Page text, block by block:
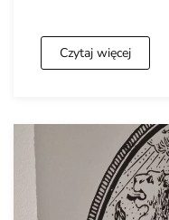
Czytaj więcej